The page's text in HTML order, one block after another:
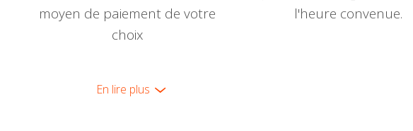
moyen de paiement de votre
choix
l'heure convenue.
En lire plus